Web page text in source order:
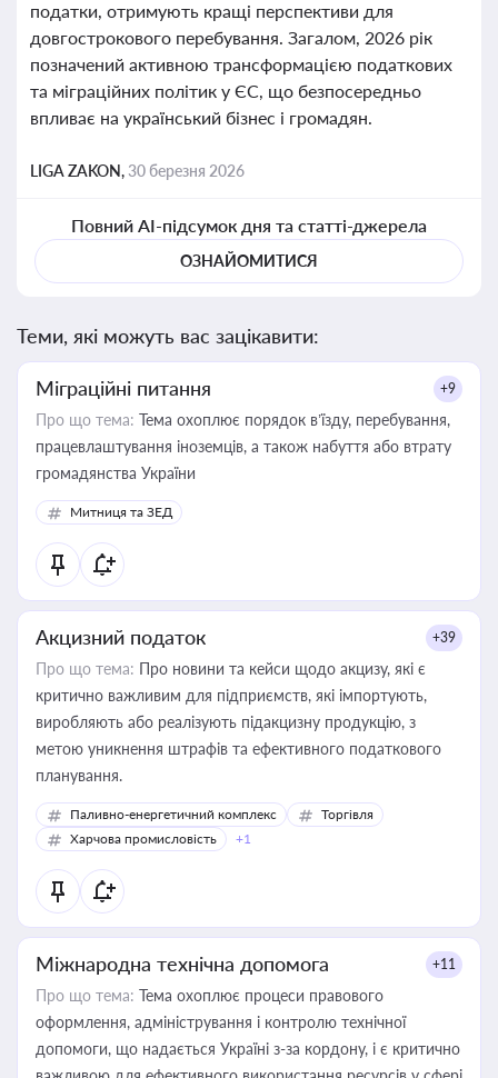
податки, отримують кращі перспективи для
довгострокового перебування. Загалом, 2026 рік
позначений активною трансформацією податкових
та міграційних політик у ЄС, що безпосередньо
впливає на український бізнес і громадян.
LIGA ZAKON,30 березня 2026
Повний AI-підсумок дня та статті-джерела
ОЗНАЙОМИТИСЯ
Теми, які можуть вас зацікавити:
Міграційні питання +9
Про що тема: Тема охоплює порядок в’їзду, перебування,
працевлаштування іноземців, а також набуття або втрату
громадянства України
Митниця та ЗЕД
Акцизний податок +39
Про що тема: Про новини та кейси щодо акцизу, які є
критично важливим для підприємств, які імпортують,
виробляють або реалізують підакцизну продукцію, з
метою уникнення штрафів та ефективного податкового
планування.
Паливно-енергетичний комплекс
Торгівля
Харчова промисловість
+1
Міжнародна технічна допомога +11
Про що тема: Тема охоплює процеси правового
оформлення, адміністрування і контролю технічної
допомоги, що надається Україні з-за кордону, і є критично